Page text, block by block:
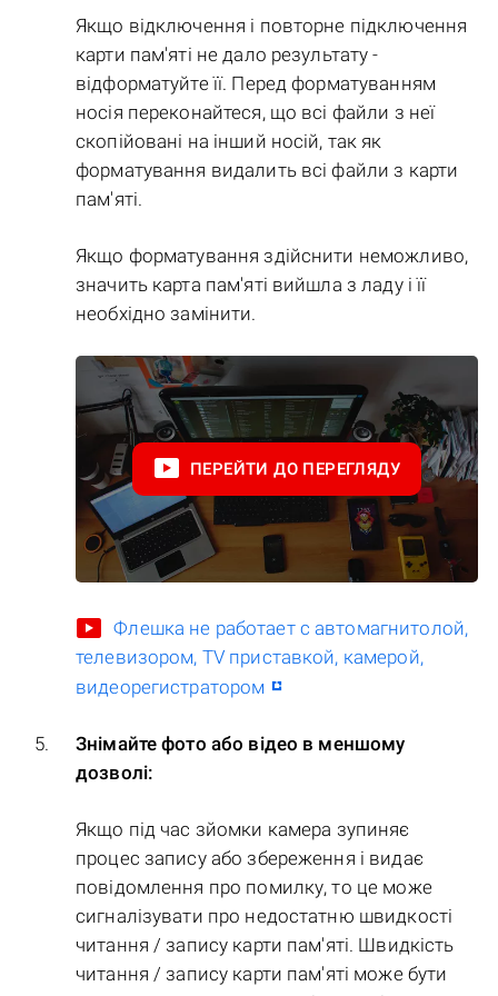
Якщо відключення і повторне підключення
карти пам'яті не дало результату -
відформатуйте її. Перед форматуванням
носія переконайтеся, що всі файли з неї
скопійовані на інший носій, так як
форматування видалить всі файли з карти
пам'яті.
Якщо форматування здійснити неможливо,
значить карта пам'яті вийшла з ладу і її
необхідно замінити.
ПЕРЕЙТИ ДО ПЕРЕГЛЯДУ
Флешка не работает с автомагнитолой,
телевизором, TV приставкой, камерой,
видеорегистратором
Знімайте фото або відео в меншому
дозволі:
Якщо під час зйомки камера зупиняє
процес запису або збереження і видає
повідомлення про помилку, то це може
сигналізувати про недостатню швидкості
читання / запису карти пам'яті. Швидкість
читання / запису карти пам'яті може бути